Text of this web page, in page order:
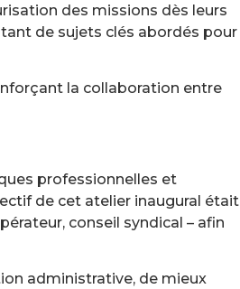
des missions dès leurs
de sujets clés abordés pour
la collaboration entre
professionnelles et
de cet atelier inaugural était
conseil syndical – afin
administrative, de mieux